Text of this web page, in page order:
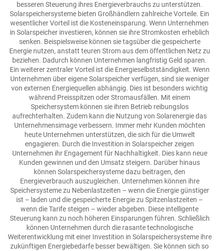
besseren Steuerung ihres Energieverbrauchs zu unterstützen.
Solarspeichersysteme bieten Großhändlern zahlreiche Vorteile. Ein
wesentlicher Vorteil ist die Kosteneinsparung. Wenn Unternehmen
in Solarspeicher investieren, können sie ihre Stromkosten erheblich
senken. Beispielsweise können sie tagsüber die gespeicherte
Energie nutzen, anstatt teuren Strom aus dem öffentlichen Netz zu
beziehen. Dadurch können Unternehmen langfristig Geld sparen.
Ein weiterer zentraler Vorteil ist die Energieselbstständigkeit. Wenn
Unternehmen über eigene Solarspeicher verfügen, sind sie weniger
von externen Energiequellen abhängig. Dies ist besonders wichtig
während Preisspitzen oder Stromausfällen. Mit einem
Speichersystem können sie ihren Betrieb reibungslos
aufrechterhalten. Zudem kann die Nutzung von Solarenergie das
Unternehmensimage verbessern. Immer mehr Kunden möchten
heute Unternehmen unterstützen, die sich für die Umwelt
engagieren. Durch die Investition in Solarspeicher zeigen
Unternehmen ihr Engagement für Nachhaltigkeit. Dies kann neue
Kunden gewinnen und den Umsatz steigern. Darüber hinaus
können Solarspeichersysteme dazu beitragen, den
Energieverbrauch auszugleichen. Unternehmen können ihre
Speichersysteme zu Nebenlastzeiten – wenn die Energie günstiger
ist – laden und die gespeicherte Energie zu Spitzenlastzeiten –
wenn die Tarife steigen – wieder abgeben. Diese intelligente
Steuerung kann zu noch höheren Einsparungen führen. Schließlich
können Unternehmen durch die rasante technologische
Weiterentwicklung mit einer Investition in Solarspeichersysteme ihre
zukünftigen Energiebedarfe besser bewältigen. Sie können sich so